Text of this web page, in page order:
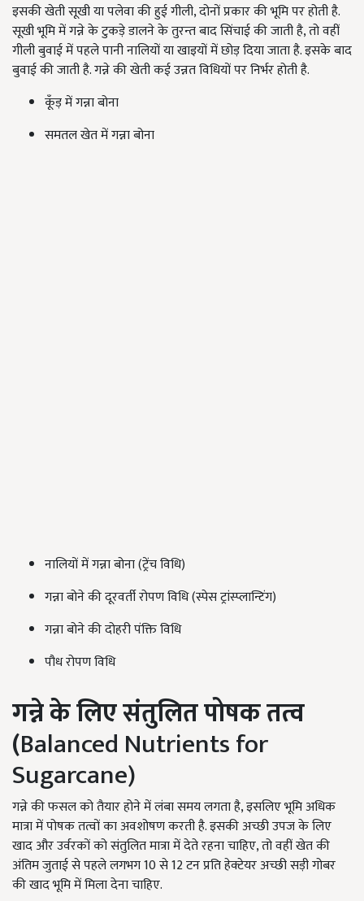
इसकी खेती सूखी या पलेवा की हुई गीली, दोनों प्रकार की भूमि पर होती है.
सूखी भूमि में गन्ने के टुकड़े डालने के तुरन्त बाद सिंचाई की जाती है, तो वहीं
गीली बुवाई में पहले पानी नालियों या खाइयों में छोड़ दिया जाता है. इसके बाद
बुवाई की जाती है. गन्ने की खेती कई उन्नत विधियों पर निर्भर होती है.
कूँड़ में गन्ना बोना
समतल खेत में गन्ना बोना
नालियों में गन्ना बोना (ट्रेंच विधि)
गन्ना बोने की दूरवर्ती रोपण विधि (स्पेस ट्रांस्प्लान्टिंग)
गन्ना बोने की दोहरी पंक्ति विधि
पौध रोपण विधि
गन्ने के लिए संतुलित पोषक तत्व
(Balanced Nutrients for
Sugarcane)
गन्ने की फसल को तैयार होने में लंबा समय लगता है, इसलिए भूमि अधिक
मात्रा में पोषक तत्वों का अवशोषण करती है. इसकी अच्छी उपज के लिए
खाद और उर्वरकों को संतुलित मात्रा में देते रहना चाहिए, तो वहीं खेत की
अंतिम जुताई से पहले लगभग 10 से 12 टन प्रति हेक्टेयर अच्छी सड़ी गोबर
की खाद भूमि में मिला देना चाहिए.